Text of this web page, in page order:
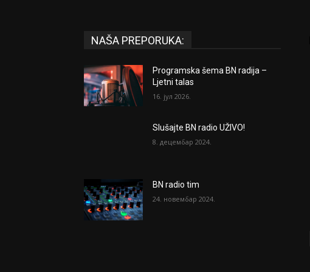
NAŠA PREPORUKA:
Programska šema BN radija –
Ljetni talas
16. јул 2026.
Slušajte BN radio UŽIVO!
8. децембар 2024.
BN radio tim
24. новембар 2024.